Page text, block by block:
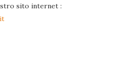
sito internet :